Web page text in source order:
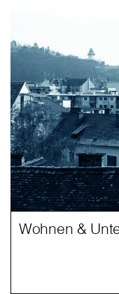
Wohnen &